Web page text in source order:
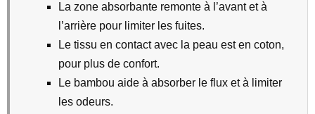
La zone absorbante remonte à l’avant et à
l’arrière pour limiter les fuites.
Le tissu en contact avec la peau est en coton,
pour plus de confort.
Le bambou aide à absorber le flux et à limiter
les odeurs.